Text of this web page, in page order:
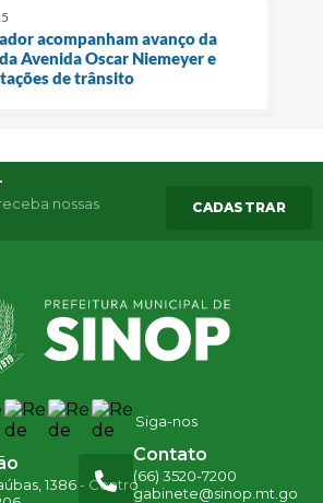
acompanham avanço da
Avenida Oscar Niemeyer e
de trânsito
nossas
CADASTRAR
Siga-nos
1386 - Centro
Contato
(66) 3520-7200
gabinete@sinop.mt.go